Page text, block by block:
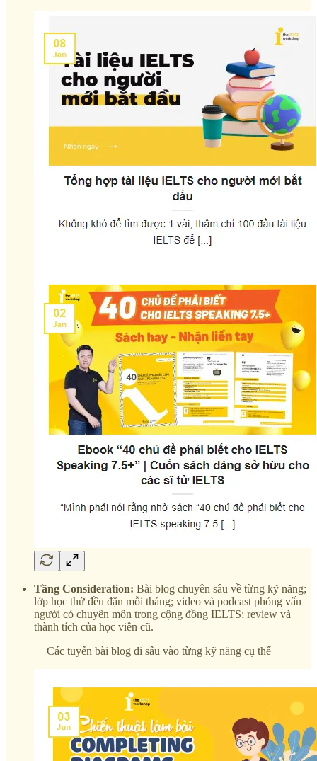
Tầng Consideration: Bài blog chuyên sâu về từng kỹ năng;
lớp học thử đều đặn mỗi tháng; video và podcast phỏng vấn
người có chuyên môn trong cộng đồng IELTS; review và
thành tích của học viên cũ.
Các tuyến bài blog đi sâu vào từng kỹ năng cụ thể